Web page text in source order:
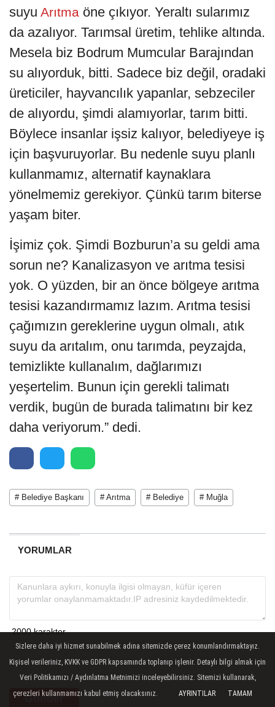
suyu Arıtma öne çıkıyor. Yeraltı sularımız
da azalıyor. Tarımsal üretim, tehlike altında.
Mesela biz Bodrum Mumcular Barajından
su alıyorduk, bitti. Sadece biz değil, oradaki
üreticiler, hayvancılık yapanlar, sebzeciler
de alıyordu, şimdi alamıyorlar, tarım bitti.
Böylece insanlar işsiz kalıyor, belediyeye iş
için başvuruyorlar. Bu nedenle suyu planlı
kullanmamız, alternatif kaynaklara
yönelmemiz gerekiyor. Çünkü tarım biterse
yaşam biter.
İşimiz çok. Şimdi Bozburun’a su geldi ama
sorun ne? Kanalizasyon ve arıtma tesisi
yok. O yüzden, bir an önce bölgeye arıtma
tesisi kazandırmamız lazım. Arıtma tesisi
çağımızın gereklerine uygun olmalı, atık
suyu da arıtalım, onu tarımda, peyzajda,
temizlikte kullanalım, dağlarımızı
yeşertelim. Bunun için gerekli talimatı
verdik, bugün de burada talimatını bir kez
daha veriyorum.” dedi.
# Belediye Başkanı # Arıtma # Belediye # Muğla
YORUMLAR
Gönder
Sizlere daha iyi hizmet sunabilmek adına sitemizde çerez konumlandırmaktayız.
Kişisel verileriniz, KVKK ve GDPR kapsamında toplanıp işlenir. Detaylı bilgi almak için
Veri Politikamızı / Aydınlatma Metnimizi inceleyebilirsiniz. Sitemizi kullanarak,
çerezleri kullanmamızı kabul etmiş olacaksınız.
AYRINTILAR TAMAM